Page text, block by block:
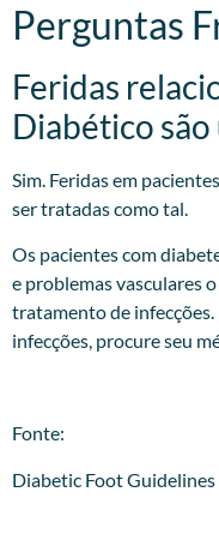
Perguntas
Feridas
Diabético são
Sim. Feridas em
ser tratadas como tal.
Os pacientes com
e problemas vasculares
tratamento de infecções.
infecções, procure seu
Fonte:
Diabetic Foot Guidelines